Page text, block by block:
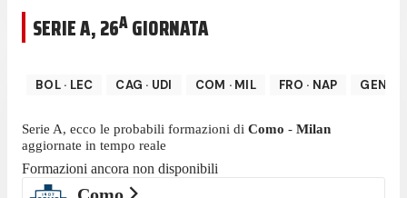
SERIE A,26AGIORNATA
BOL· LEC CAG · UDI COM · MIL FRO · NAP GEN
Serie A, ecco le probabili formazioni di Como - Milan
aggiornate in tempo reale
Formazioni ancora non disponibili